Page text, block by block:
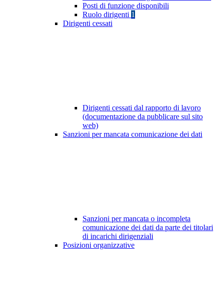
Posti di funzione disponibili
Ruolo dirigenti 1
Dirigenti cessati
Dirigenti cessati dal rapporto di lavoro
(documentazione da pubblicare sul sito
web)
Sanzioni per mancata comunicazione dei dati
Sanzioni per mancata o incompleta
comunicazione dei dati da parte dei titolari
di incarichi dirigenziali
Posizioni organizzative